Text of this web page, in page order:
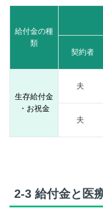
給付金の種
類
契約者
生存給付金
・お祝金
夫
夫
2-3 給付金と医